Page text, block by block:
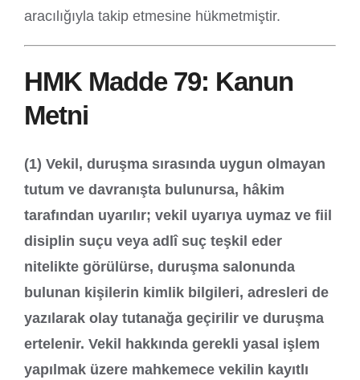
aracılığıyla takip etmesine hükmetmiştir.
HMK Madde 79: Kanun
Metni
(1) Vekil, duruşma sırasında uygun olmayan
tutum ve davranışta bulunursa, hâkim
tarafından uyarılır; vekil uyarıya uymaz ve fiil
disiplin suçu veya adlî suç teşkil eder
nitelikte görülürse, duruşma salonunda
bulunan kişilerin kimlik bilgileri, adresleri de
yazılarak olay tutanağa geçirilir ve duruşma
ertelenir. Vekil hakkında gerekli yasal işlem
yapılmak üzere mahkemece vekilin kayıtlı